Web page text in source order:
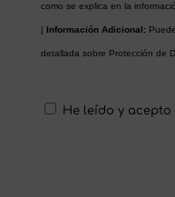
como se explica en la
Información Adicional:
detallada sobre Protección de
He leído y acepto